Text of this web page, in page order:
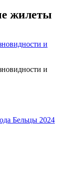
жилеты
и
и
Бельцы 2024